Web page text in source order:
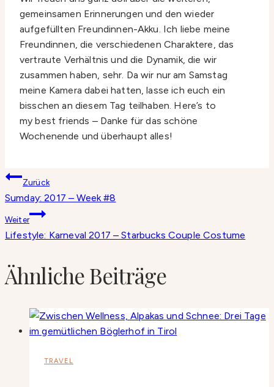
gemeinsamen Erinnerungen und den wieder
aufgefüllten Freundinnen-Akku. Ich liebe meine
Freundinnen, die verschiedenen Charaktere, das
vertraute Verhältnis und die Dynamik, die wir
zusammen haben, sehr. Da wir nur am Samstag
meine Kamera dabei hatten, lasse ich euch ein
bisschen an diesem Tag teilhaben. Here’s to
my best friends – Danke für das schöne
Wochenende und überhaupt alles!
Beitragsnavigation
Zurück
Sumday: 2017 – Week #8
Weiter
Lifestyle: Karneval 2017 – Starbucks Couple Costume
Ähnliche Beiträge
TRAVEL